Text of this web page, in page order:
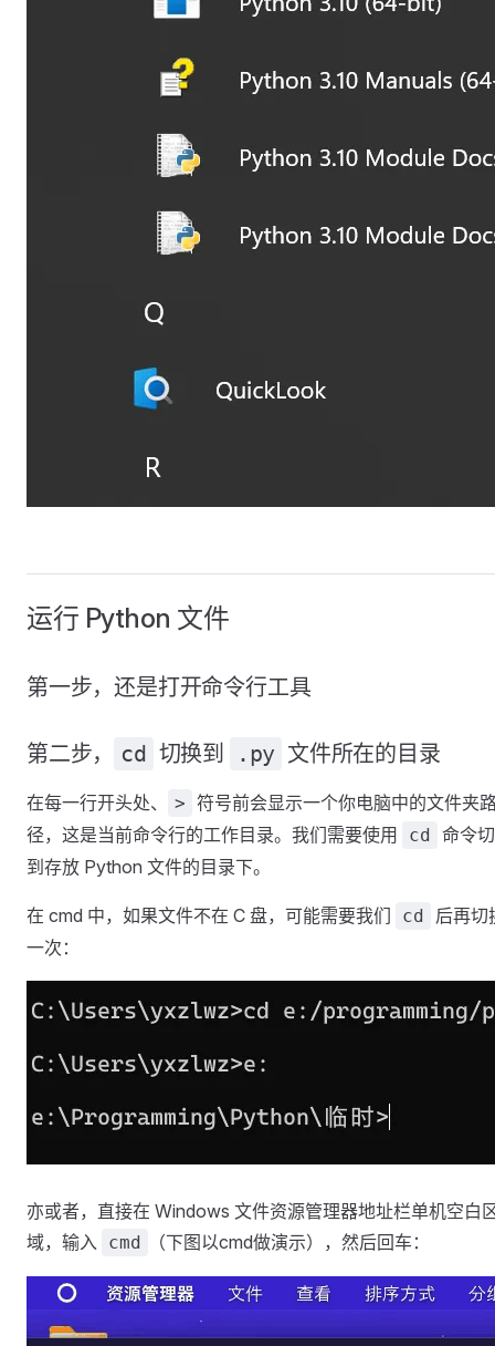
运行 Python 文件
第一步，还是打开命令行工具
第二步， cd 切换到 .py 文件所在的目录
在每一行开头处、 > 符号前会显示一个你电脑中的文件夹
径，这是当前命令行的工作目录。我们需要使用
cd 命令
到存放 Python 文件的目录下。
在 cmd 中，如果文件不在 C 盘，可能需要我们 cd
后再切
一次：
亦或者，直接在 Windows 文件资源管理器地址栏单机空白
域，输入
cmd （下图以cmd做演示），然后回车：